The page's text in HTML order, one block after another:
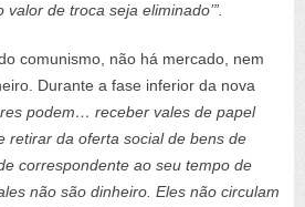
de troca seja eliminado’”.
comunismo, não há mercado, nem
Durante a fase inferior da nova
podem… receber vales de papel
retirar da oferta social de bens de
correspondente ao seu tempo de
não são dinheiro. Eles não circulam